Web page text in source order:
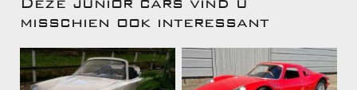
misschien ook interessant